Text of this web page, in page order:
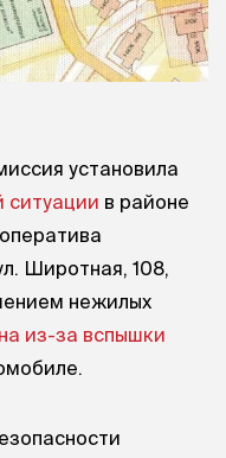
установила
ситуации в районе
Широтная, 108,
нежилых
из-за вспышки